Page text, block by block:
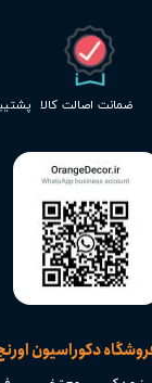
دکوراسیون
پشتیبانی ضمانت اصالت کالا